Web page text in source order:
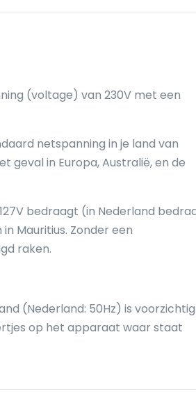
(voltage) van 230V met een
netspanning in je land van
geval in Europa, Australië, en de
bedraagt (in Nederland
Mauritius. Zonder een
raken.
(Nederland: 50Hz) is
op het apparaat waar staat